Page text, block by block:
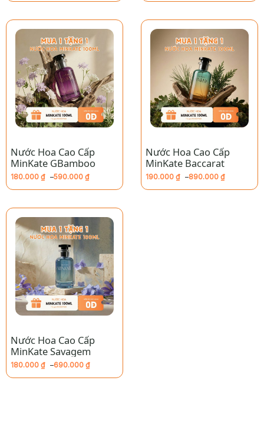
đến
590.000 ₫
đến
790.000 ₫
Nước Hoa Cao Cấp
MinKate GBamboo
180.000 ₫ –590.000 ₫
giá:
đến
590.000 ₫
Nước Hoa Cao Cấp
MinKate Baccarat
190.000 ₫ –890.000 ₫
giá:
Nước Hoa Cao Cấp
MinKate Savagem
180.000 ₫ –690.000 ₫
giá: